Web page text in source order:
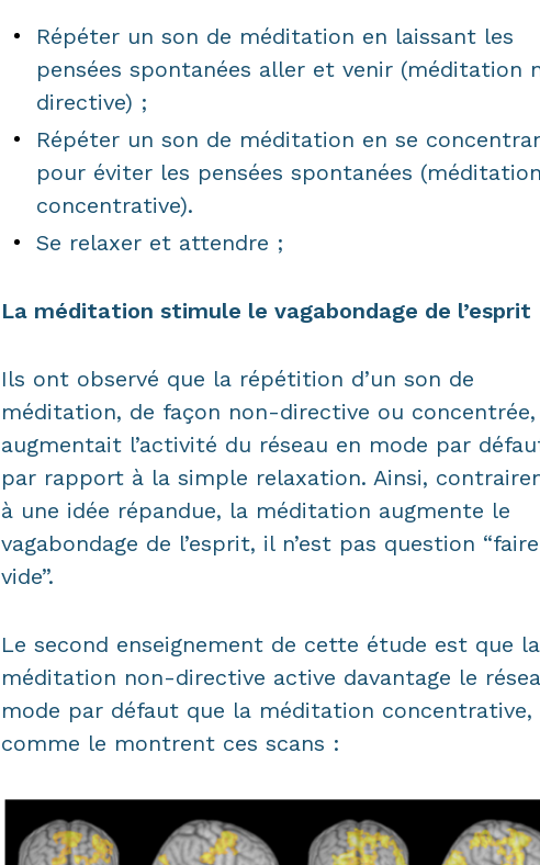
Répéter un son de méditation en laissant les
pensées spontanées aller et venir (méditation
directive) ;
Répéter un son de méditation en se
pour éviter les pensées spontanées (méditation
concentrative).
Se relaxer et attendre ;
La méditation stimule le vagabondage de l’esprit
Ils ont observé que la répétition d’un son de
méditation, de façon non-directive ou concentrée,
augmentait l’activité du réseau en mode par
par rapport à la simple relaxation. Ainsi,
à une idée répandue, la méditation augmente le
vagabondage de l’esprit, il n’est pas question
vide”.
Le second enseignement de cette étude est que la
méditation non-directive active davantage le
mode par défaut que la méditation concentrative,
comme le montrent ces scans :